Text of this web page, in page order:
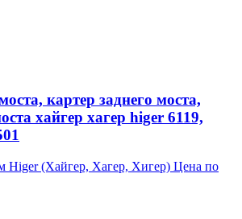
картер заднего моста,
хайгер хагер higer 6119,
Higer (Хайгер, Хагер, Хигер) Цена по